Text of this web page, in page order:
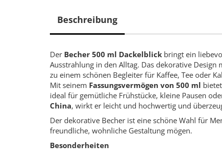
Beschreibung
Der Becher 500 ml Dackelblick bringt ein
Ausstrahlung in den Alltag. Das dekorative Design
zu einem schönen Begleiter für Kaffee, Tee oder
Mit seinem Fassungsvermögen von 500 ml
ideal für gemütliche Frühstücke, kleine Pausen
China, wirkt er leicht und hochwertig und
Der dekorative Becher ist eine schöne Wahl für
freundliche, wohnliche Gestaltung mögen.
Besonderheiten